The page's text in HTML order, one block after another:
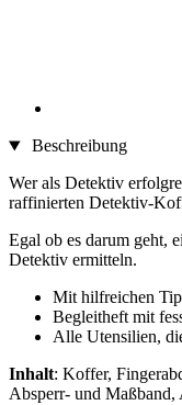
Beschreibung
Wer als Detektiv
raffinierten Detektiv-
Egal ob es darum geht,
Detektiv ermitteln.
Mit hilfreichen
Begleitheft mit
Alle Utensilien,
Inhalt: Koffer,
Absperr- und Maßband,